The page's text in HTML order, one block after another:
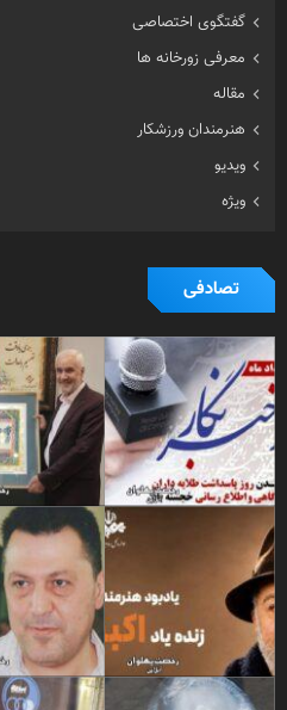
گفتگوی اختصاصی
معرفی زورخانه ها
مقاله
هنرمندان ورزشکار
ویدیو
ویژه
تصادفی